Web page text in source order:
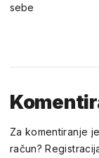
sebe
Za komentiranje
račun?